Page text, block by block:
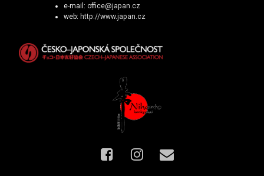
e-mail: office@japan.cz
web: http://www.japan.cz
Facebook
Instagram
E-mail